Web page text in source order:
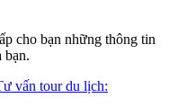
cho bạn những thông tin
bạn.
vấn tour du lịch: